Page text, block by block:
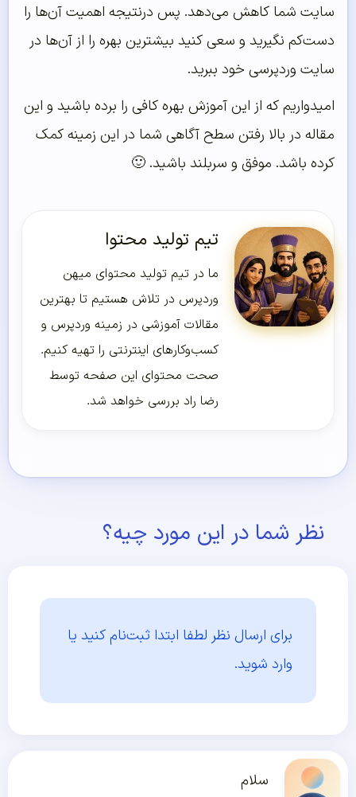
سایت شما کاهش می‌دهد. پس درنتیجه اهمیت آن‌ها را
دست‌کم نگیرید و سعی کنید بیشترین بهره را از آن‌ها در
سایت وردپرسی خود ببرید.
امیدواریم که از این آموزش بهره کافی را برده باشید و این
مقاله در بالا رفتن سطح آگاهی شما در این زمینه کمک
کرده باشد. موفق و سربلند باشید. 🙂
تیم تولید محتوا
ما در تیم تولید محتوای میهن
وردپرس در تلاش هستیم تا بهترین
مقالات آموزشی در زمینه وردپرس و
کسب‌و‌کارهای اینترنتی را تهیه کنیم.
صحت محتوای این صفحه توسط
رضا راد بررسی خواهد شد.
نظر شما در این مورد چیه؟
برای ارسال نظر لطفا ابتدا ثبت‌نام کنید یا
وارد شوید.
سلام